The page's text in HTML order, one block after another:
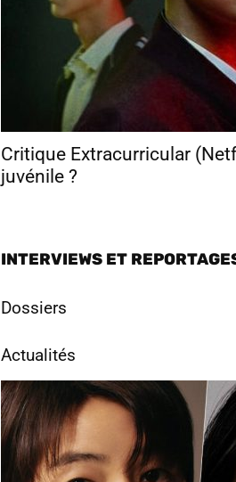
Critique Extracurricular
juvénile ?
INTERVIEWS ET
Dossiers
Actualités